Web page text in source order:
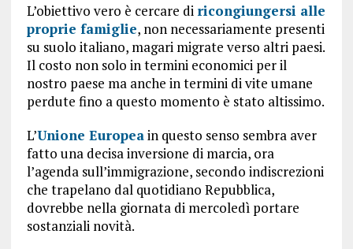
L’obiettivo vero è cercare di ricongiungersi alle
proprie famiglie, non necessariamente presenti
su suolo italiano, magari migrate verso altri paesi.
Il costo non solo in termini economici per il
nostro paese ma anche in termini di vite umane
perdute fino a questo momento è stato altissimo.
L’Unione Europeain questo senso sembra aver
fatto una decisa inversione di marcia, ora
l’agenda sull’immigrazione, secondo indiscrezioni
che trapelano dal quotidiano Repubblica,
dovrebbe nella giornata di mercoledì portare
sostanziali novità.